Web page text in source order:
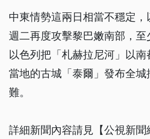
中東情勢這兩日相當不穩定，
週二再度攻擊黎巴嫩南部，至
以色列把「札赫拉尼河」以
當地的古城「泰爾」發布全
難。
詳細新聞內容請見【公視新聞